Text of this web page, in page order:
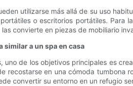
utilizarse más allá de su uso
o escritorios portátiles. Para
convierte en piezas de mobiliario
similar a un spa en casa
uno de los objetivos principales es
recostarse en una cómoda tumbona
convertir su entorno en un refugio